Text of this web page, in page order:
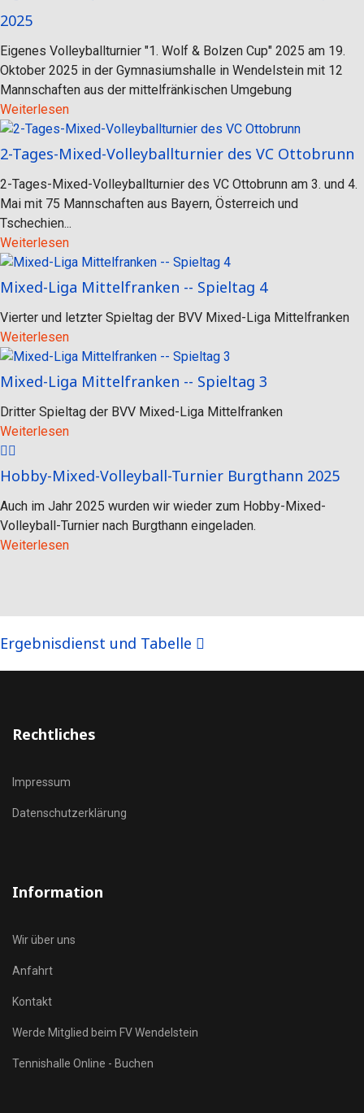
2025
Eigenes Volleyballturnier "1. Wolf & Bolzen Cup" 2025 am 19.
Oktober 2025 in der Gymnasiumshalle in Wendelstein mit 12
Mannschaften aus der mittelfränkischen Umgebung
Weiterlesen
2-Tages-Mixed-Volleyballturnier des VC Ottobrunn
2-Tages-Mixed-Volleyballturnier des VC Ottobrunn am 3. und 4.
Mai mit 75 Mannschaften aus Bayern, Österreich und
Tschechien...
Weiterlesen
Mixed-Liga Mittelfranken -- Spieltag 4
Vierter und letzter Spieltag der BVV Mixed-Liga Mittelfranken
Weiterlesen
Mixed-Liga Mittelfranken -- Spieltag 3
Dritter Spieltag der BVV Mixed-Liga Mittelfranken
Weiterlesen
Hobby-Mixed-Volleyball-Turnier Burgthann 2025
Auch im Jahr 2025 wurden wir wieder zum Hobby-Mixed-
Volleyball-Turnier nach Burgthann eingeladen.
Weiterlesen
Ergebnisdienst und Tabelle
Rechtliches
Impressum
Datenschutzerklärung
Information
Wir über uns
Anfahrt
Kontakt
Werde Mitglied beim FV Wendelstein
Tennishalle Online - Buchen